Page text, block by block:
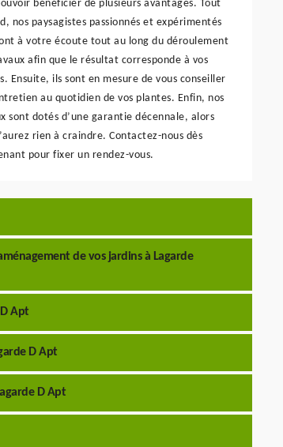
bénéficier de plusieurs avantages. Tout
nos paysagistes passionnés et expérimentés
à votre écoute tout au long du déroulement
afin que le résultat corresponde à vos
Ensuite, ils sont en mesure de vous conseiller
au quotidien de vos plantes. Enfin, nos
sont dotés d’une garantie décennale, alors
rien à craindre. Contactez-nous dès
pour fixer un rendez-vous.
de vos jardins à Lagarde
Apt
D Apt
D Apt